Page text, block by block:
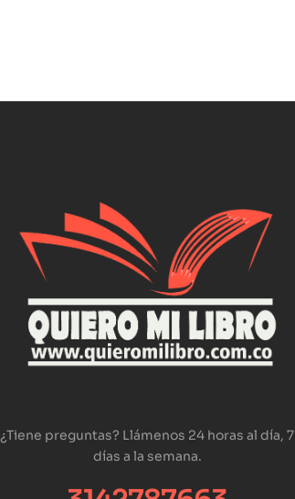
¿Tiene preguntas? Llámenos 24 horas al día, 7
días a la semana.